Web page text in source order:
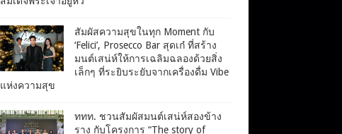
สัมผัสความสุขในทุก Moment กับ
‘Felici’, Prosecco Bar สุดเก๋ ที่สร้าง
มนต์เสน่ห์ให้การเฉลิมฉลองด้วยสิ่ง
เล็กๆ ที่ระยิบระยับจากเครื่องดื่ม Vibe
แห่งความสุข
ททท. ชวนสัมผัสมนต์เสน่ห์สองข้าง
ราง กับโครงการ “The story of